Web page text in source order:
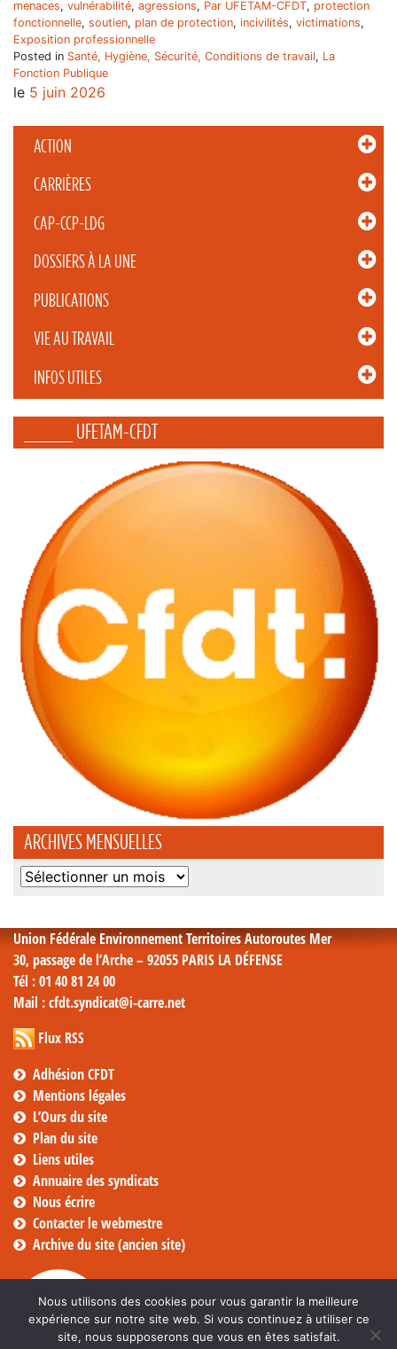
ACTION
CARRIÈRES
CAP-CCP-LDG
DOSSIERS À LA UNE
PUBLICATIONS
VIE AU TRAVAIL
INFOS UTILES
_____ UFETAM-CFDT
ARCHIVES MENSUELLES
Archives
menaces, vulnérabilité, agressions, Par UFETAM-CFDT, protection
fonctionnelle, soutien, plan de protection, incivilités, victimations,
Exposition professionnelle
Posted in Santé, Hygiène, Sécurité, Conditions de travail, La
Fonction Publique
le 5 juin 2026
Union Fédérale Environnement Territoires Autoroutes Mer
30, passage de l’Arche – 92055 PARIS LA DÉFENSE
Tél : 01 40 81 24 00
Mail : cfdt.syndicat@i-carre.net
Flux RSS
Adhésion CFDT
Mentions légales
L’Ours du site
Plan du site
Liens utiles
Annuaire des syndicats
Nous écrire
Contacter le webmestre
Archive du site (ancien site)
Nous utilisons des cookies pour vous garantir la meilleure
expérience sur notre site web. Si vous continuez à utiliser ce
site, nous supposerons que vous en êtes satisfait.